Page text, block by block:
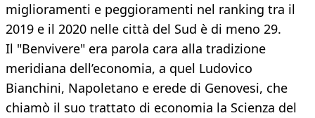
miglioramenti e peggioramenti nel ranking tra il
2019 e il 2020 nelle città del Sud è di meno 29.
Il "Benvivere" era parola cara alla tradizione
meridiana dell’economia, a quel Ludovico
Bianchini, Napoletano e erede di Genovesi, che
chiamò il suo trattato di economia la Scienza del